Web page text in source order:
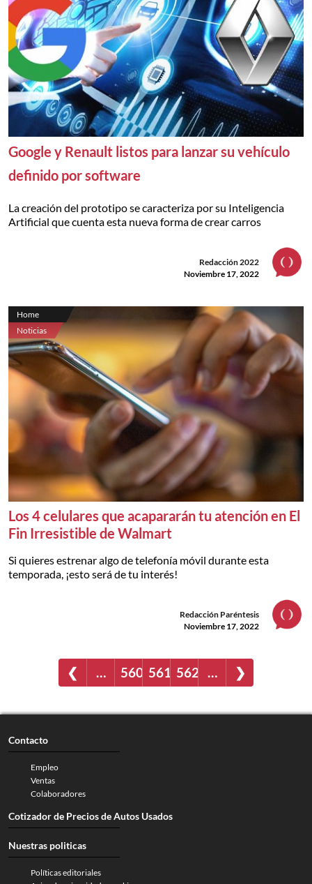
Google y Renault listos para lanzar su vehículo
definido por software
La creación del prototipo se caracteriza por su Inteligencia
Artificial que cuenta esta nueva forma de crear carros
Redacción 2022
Noviembre 17, 2022
Home
Noticias
Los 4 celulares que acapararán tu atención en El
Fin Irresistible de Walmart
Si quieres estrenar algo de telefonía móvil durante esta
temporada, ¡esto será de tu interés!
Redacción Paréntesis
Noviembre 17, 2022
❮ … 560 561 562 … ❯
Contacto
Empleo
Ventas
Colaboradores
Cotizador de Precios de Autos Usados
Nuestras politicas
Políticas editoriales